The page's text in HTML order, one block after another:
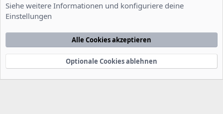
Nutzungsbedingungen Datenschutzerklärung
Startseite
e
Community platform by XenForo® © 2010-2022 XenForo Ltd.
xenDach©2010-2014
Siehe weitere Informationen und konfiguriere deine
Einstellungen
Alle Cookies akzeptieren
Optionale Cookies ablehnen